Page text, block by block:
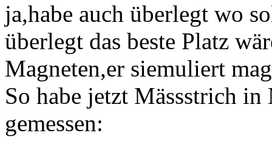
ja,habe auch überlegt wo
überlegt das beste Platz
Magneten,er siemuliert
So habe jetzt Mässstrich
gemessen: